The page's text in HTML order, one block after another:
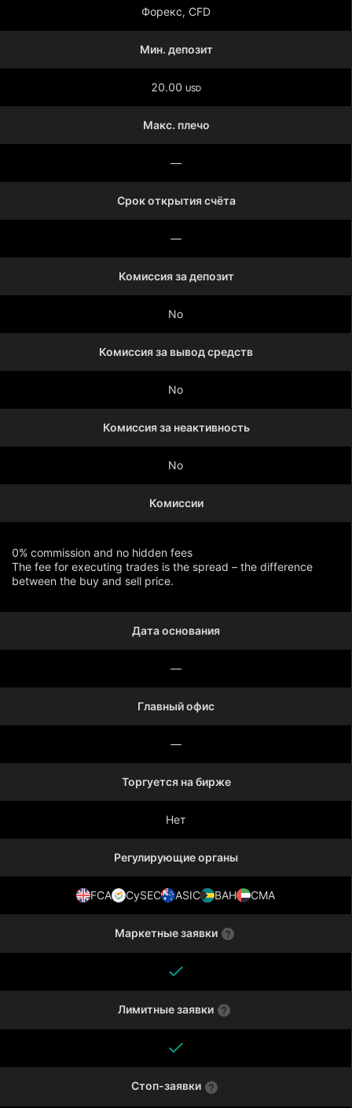
Форекс, CFD
Мин. депозит
20.00 USD
Макс. плечо
—
Срок открытия счёта
—
Комиссия за депозит
No
Комиссия за вывод средств
No
Комиссия за неактивность
No
Комиссии
0% commission and no hidden fees
The fee for executing trades is the spread – the difference
between the buy and sell price.
Дата основания
—
Главный офис
—
Торгуется на бирже
Нет
Регулирующие органы
FCA CySEC ASIC BAH CMA
Маркетные заявки
Лимитные заявки
Стоп-заявки